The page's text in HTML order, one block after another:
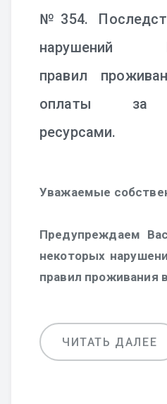
№354.
нарушений
правил
оплаты за
ресурсами.
Уважаемые
Предупреждаем
некоторых
правил проживания
ЧИТАТЬ ДАЛЕЕ